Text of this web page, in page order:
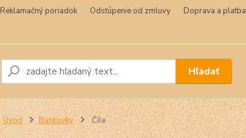
Reklamačný poriadok Odstúpenie od zmluvy Doprava a platba
Hľadať
Úvod Bankovky Čile